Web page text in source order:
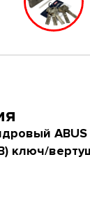
ABUS
ключ/